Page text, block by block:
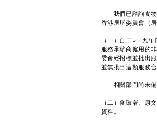
我們已諮詢食物
香港房屋委員會（
（一）自二○一九
服務承辦商僱用的
委會經招標並批出
並無批出這類服務合
相關部門尚未備
（二）食環署、康
資料。